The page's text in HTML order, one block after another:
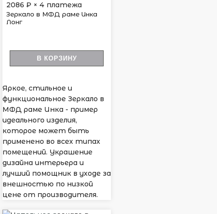
2086 ₽ × 4 платежа
Зеркало в МФД раме Инка
Лонг
В КОРЗИНУ
Яркое, стильное и
функциональное Зеркало в
МФД раме Инка - пример
идеального изделия,
которое может быть
применено во всех типах
помещений. Украшение
дизайна интерьера и
лучший помощник в уходе за
внешностью по низкой
цене от производителя.